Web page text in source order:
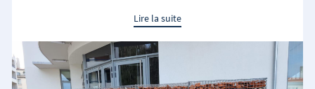
Ces enseignes ont été réalisées en Dibond à finition aluminium
brossé, découpées et posées sur des plots. (1,2 photos).
Cette enseigne est conçue avec un caisson plié sur les 4 faces en
aspect Corten, permettant d’obtenir un aspect rouillé
Lire la suite